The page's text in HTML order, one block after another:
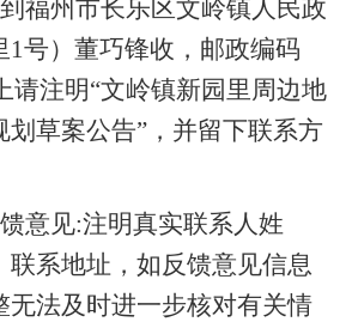
福州市长乐区文岭镇人民政
1号）董巧锋收，邮政编码
请注明“文岭镇新园里周边地
划草案公告”，并留下联系方
意见:注明真实联系人姓
联系地址，如反馈意见信息
无法及时进一步核对有关情